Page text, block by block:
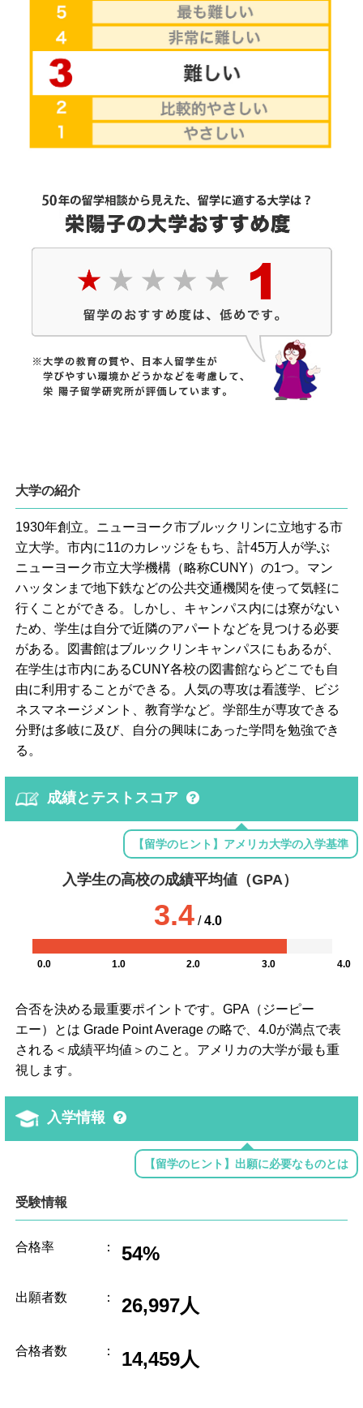
大学の紹介
1930年創立。ニューヨーク市ブルックリンに立地する市
立大学。市内に11のカレッジをもち、計45万人が学ぶ
ニューヨーク市立大学機構（略称CUNY）の1つ。マン
ハッタンまで地下鉄などの公共交通機関を使って気軽に
行くことができる。しかし、キャンパス内には寮がない
ため、学生は自分で近隣のアパートなどを見つける必要
がある。図書館はブルックリンキャンパスにもあるが、
在学生は市内にあるCUNY各校の図書館ならどこでも自
由に利用することができる。人気の専攻は看護学、ビジ
ネスマネージメント、教育学など。学部生が専攻できる
分野は多岐に及び、自分の興味にあった学問を勉強でき
る。
成績とテストスコア
【留学のヒント】アメリカ大学の入学基準
入学生の高校の成績平均値（GPA）
3.4/4.0
0.0 1.0 2.0 3.0 4.0
合否を決める最重要ポイントです。GPA（ジーピー
エー）とは Grade Point Average の略で、4.0が満点で表
される＜成績平均値＞のこと。アメリカの大学が最も重
視します。
入学情報
【留学のヒント】出願に必要なものとは
受験情報
合格率 ： 54%
出願者数 ： 26,997人
合格者数 ： 14,459人